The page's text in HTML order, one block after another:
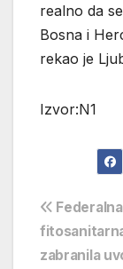
realno da
Bosna i
rekao je
Izvor:N1
Federalna
zabranila